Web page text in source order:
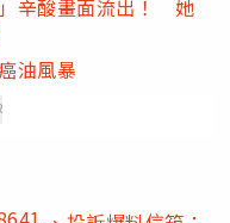
辛酸畫面流出！ 她
油風暴